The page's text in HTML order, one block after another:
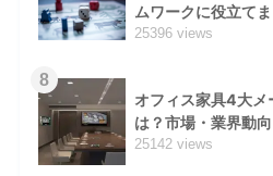
ムワークに役立てま
25396 views
8
オフィス家具4大メ
は？市場・業界動向
25142 views